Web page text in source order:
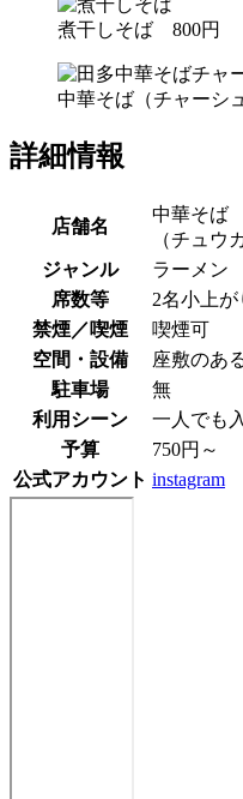
煮干しそば 800円
中華そば（チャーシ
詳細情報
店舗名
中華そば
（チュウ
ジャンル
ラーメン
席数等
2名小上
禁煙／喫煙
喫煙可
空間・設備
座敷のあ
駐車場
無
利用シーン
一人でも
予算
750円～
公式アカウント instagram